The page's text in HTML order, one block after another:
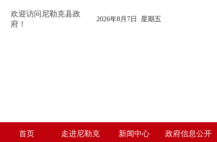
欢迎访问尼勒克县政
府！
2026年8月7日 星期五
首页 走进尼勒克 新闻中心 政府信息公开